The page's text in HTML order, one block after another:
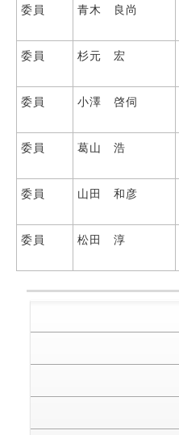
委員
青木 良尚
委員
杉元 宏
委員
小澤 啓伺
委員
葛山 浩
委員
山田 和彦
委員
松田 淳